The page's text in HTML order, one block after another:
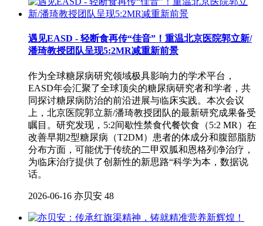
遇见EASD - 轻断食再传“佳音”！重温北京医院郭立新/
潘琦教授团队呈现5:2MR减重新前景
作为全球糖尿病研究领域极具影响力的学术平台，
EASD年会汇聚了全球顶尖的糖尿病研究者和学者，共
同探讨糖尿病防治的前沿进展与临床实践。本次会议
上，北京医院郭立新/潘琦教授团队的最新研究成果备受
瞩目。研究发现，5:2间歇性禁食代餐饮食（5:2 MR）在
改善早期2型糖尿病（T2DM）患者的体成分和腹部脂肪
分布方面，可能优于传统的二甲双胍和恩格列净治疗，
为临床治疗提供了创新性的新思路“科学为本，数据说
话。
2026-06-16 亦贝安 48